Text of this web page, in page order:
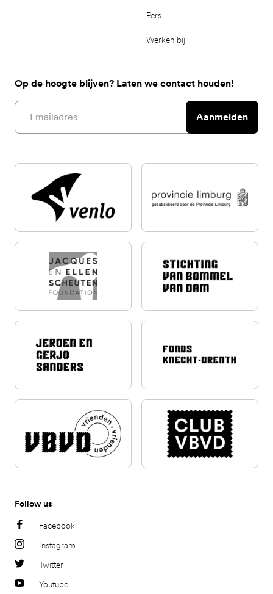
Pers
Werken bij
Op de hoogte blijven? Laten we contact houden!
Email address
Aanmelden
Follow us
Facebook
Instagram
Twitter
Youtube